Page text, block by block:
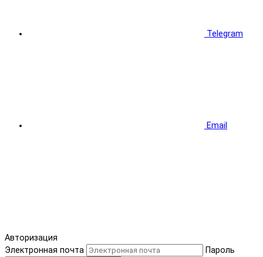
Telegram
Email
Авторизация
Электронная почта
Пароль